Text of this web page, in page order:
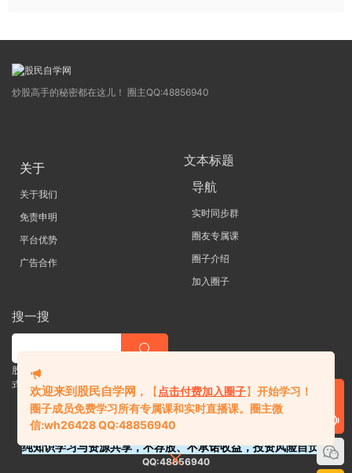
炒股高手的秘密都在这儿！ 圈主QQ:48856940
关于
关于我们
免责申明
平台优势
广告合作
文本标题
导航
实时同步群
圈友专属课
圈子介绍
加入圈子
搜一搜
股票 |直播| 外汇| 期货 |金融理财一站
式学习平台
纯知识学习与资源共享，不荐股、不承诺收益，投资风险自负。
QQ:48856940
欢迎来到股民自学网 ， 【 点击付费加入圈子】开始学习！
圈子成员免费学习所有专属课和实时直播课。 圈主微
信:wh26428 QQ:48856940